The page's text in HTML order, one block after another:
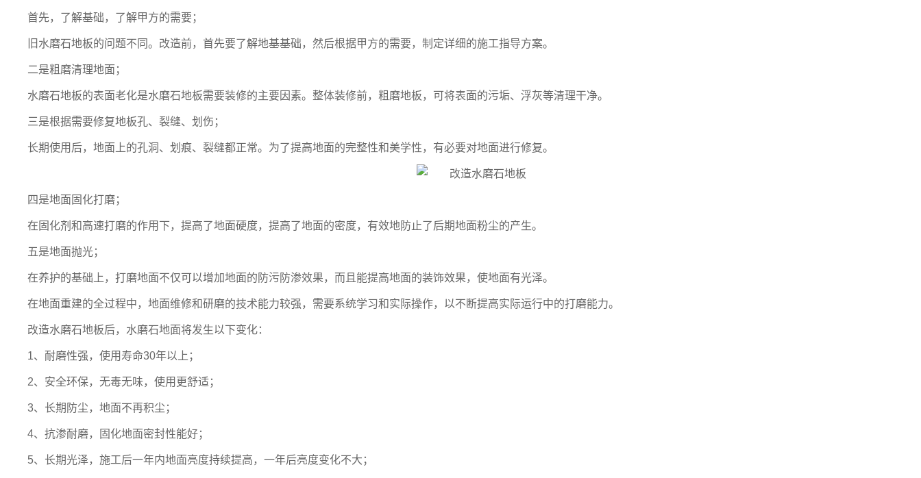
首先，了解基础，了解甲方的需要；
旧水磨石地板的问题不同。改造前，首先要了解地基基础，然后根据甲方的需要，制定详细的施工指导方案。
二是粗磨清理地面；
水磨石地板的表面老化是水磨石地板需要装修的主要因素。整体装修前，粗磨地板，可将表面的污垢、浮灰等清理干净。
三是根据需要修复地板孔、裂缝、划伤；
长期使用后，地面上的孔洞、划痕、裂缝都正常。为了提高地面的完整性和美学性，有必要对地面进行修复。
四是地面固化打磨；
在固化剂和高速打磨的作用下，提高了地面硬度，提高了地面的密度，有效地防止了后期地面粉尘的产生。
五是地面抛光；
在养护的基础上，打磨地面不仅可以增加地面的防污防渗效果，而且能提高地面的装饰效果，使地面有光泽。
在地面重建的全过程中，地面维修和研磨的技术能力较强，需要系统学习和实际操作，以不断提高实际运行中的打磨能力。
改造水磨石地板后，水磨石地面将发生以下变化：
1、耐磨性强，使用寿命30年以上；
2、安全环保，无毒无味，使用更舒适；
3、长期防尘，地面不再积尘；
4、抗渗耐磨，固化地面密封性能好；
5、长期光泽，施工后一年内地面亮度持续提高，一年后亮度变化不大；